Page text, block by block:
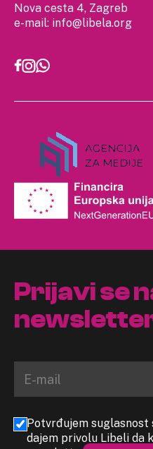
Nova cesta 4, Zagreb
e-mail: info@libela.org
Prijavi se
Potvrđujem
dajem privolu Libeli da